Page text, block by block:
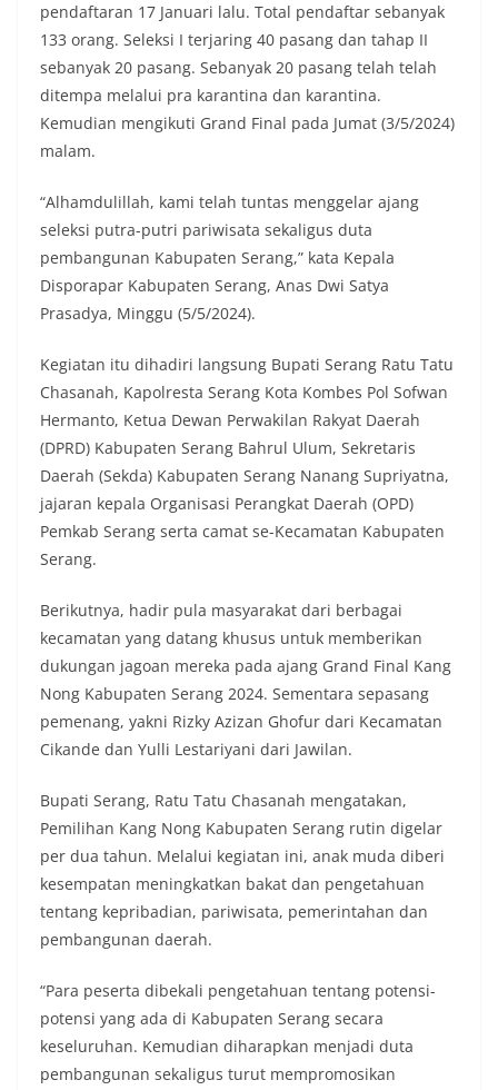
pendaftaran 17 Januari lalu. Total pendaftar sebanyak
133 orang. Seleksi I terjaring 40 pasang dan tahap II
sebanyak 20 pasang. Sebanyak 20 pasang telah telah
ditempa melalui pra karantina dan karantina.
Kemudian mengikuti Grand Final pada Jumat (3/5/2024)
malam.
“Alhamdulillah, kami telah tuntas menggelar ajang
seleksi putra-putri pariwisata sekaligus duta
pembangunan Kabupaten Serang,” kata Kepala
Disporapar Kabupaten Serang, Anas Dwi Satya
Prasadya, Minggu (5/5/2024).
Kegiatan itu dihadiri langsung Bupati Serang Ratu Tatu
Chasanah, Kapolresta Serang Kota Kombes Pol Sofwan
Hermanto, Ketua Dewan Perwakilan Rakyat Daerah
(DPRD) Kabupaten Serang Bahrul Ulum, Sekretaris
Daerah (Sekda) Kabupaten Serang Nanang Supriyatna,
jajaran kepala Organisasi Perangkat Daerah (OPD)
Pemkab Serang serta camat se-Kecamatan Kabupaten
Serang.
Berikutnya, hadir pula masyarakat dari berbagai
kecamatan yang datang khusus untuk memberikan
dukungan jagoan mereka pada ajang Grand Final Kang
Nong Kabupaten Serang 2024. Sementara sepasang
pemenang, yakni Rizky Azizan Ghofur dari Kecamatan
Cikande dan Yulli Lestariyani dari Jawilan.
Bupati Serang, Ratu Tatu Chasanah mengatakan,
Pemilihan Kang Nong Kabupaten Serang rutin digelar
per dua tahun. Melalui kegiatan ini, anak muda diberi
kesempatan meningkatkan bakat dan pengetahuan
tentang kepribadian, pariwisata, pemerintahan dan
pembangunan daerah.
“Para peserta dibekali pengetahuan tentang potensi-
potensi yang ada di Kabupaten Serang secara
keseluruhan. Kemudian diharapkan menjadi duta
pembangunan sekaligus turut mempromosikan